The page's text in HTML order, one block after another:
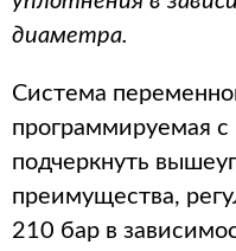
диаметра.
Система
программируемая с
подчеркнуть
преимущества,
210 бар в